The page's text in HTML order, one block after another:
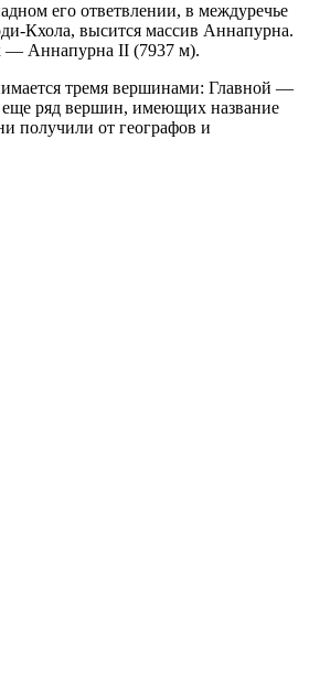
его ответвлении, в междуречье
Кхола, высится массив Аннапурна.
— Аннапурна II (7937 м).
тремя вершинами: Главной —
ряд вершин, имеющих название
получили от географов и